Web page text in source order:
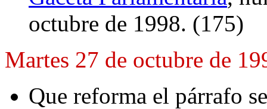
octubre de 1998. (175)
Martes 27 de octubre de
Que reforma el párrafo